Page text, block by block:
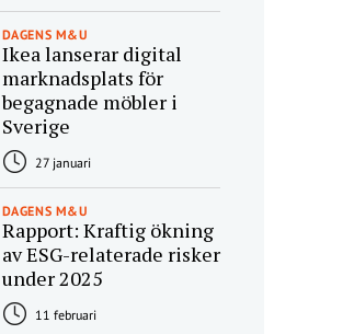
DAGENS M&U
Ikea lanserar digital
marknadsplats för
begagnade möbler i
Sverige
27 januari
DAGENS M&U
Rapport: Kraftig ökning
av ESG-relaterade risker
under 2025
11 februari